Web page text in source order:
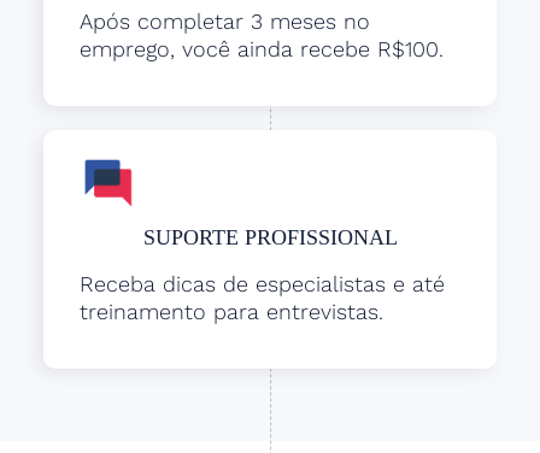
Após completar 3 meses no
emprego, você ainda recebe R$100.
SUPORTE PROFISSIONAL
Receba dicas de especialistas e até
treinamento para entrevistas.